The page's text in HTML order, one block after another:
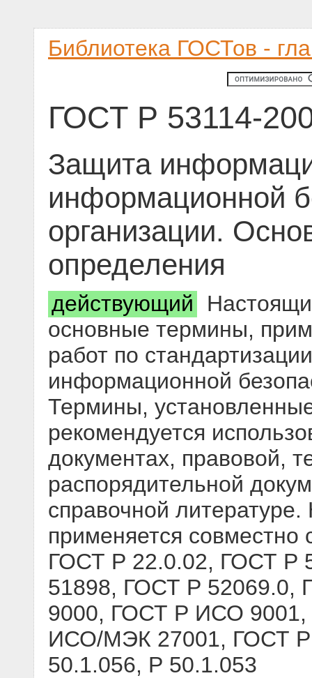
Библиотека ГОСТов -
ГОСТ Р 53114-
Защита
информационной
организации.
определения
действующий
основные термины,
работ по
информационной
Термины,
рекомендуется
документах, правовой,
распорядительной
справочной
применяется
ГОСТ Р 22.0.02, ГОСТ Р
51898, ГОСТ Р
9000, ГОСТ Р ИСО
ИСО/МЭК 27001, ГОСТ
50.1.056, Р 50.1.053